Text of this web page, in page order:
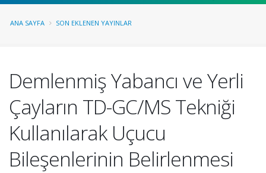
ANA SAYFA SON EKLENEN YAYINLAR
Demlenmiş Yabancı ve Yerli
Çayların TD-GC/MS Tekniği
Kullanılarak Uçucu
Bileşenlerinin Belirlenmesi